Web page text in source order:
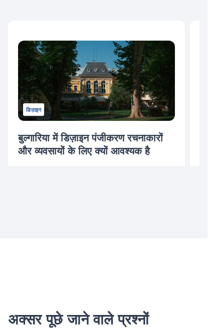
डिज़ाइन
बुल्गारिया में डिज़ाइन पंजीकरण रचनाकारों
और व्यवसायों के लिए क्यों आवश्यक है
अक्सर पूछे जाने वाले प्रश्नों